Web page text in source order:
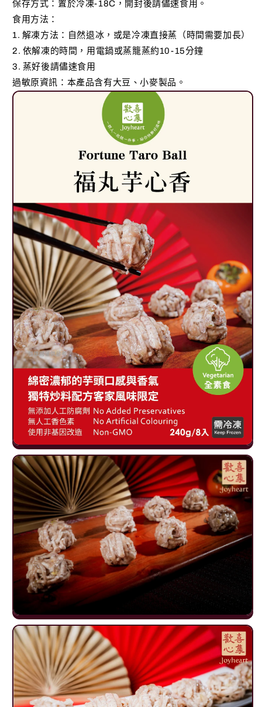
保存方式：置於冷凍-18C，開封後請儘速食用。
食用方法：
1. 解凍方法：自然退冰，或是冷凍直接蒸（時間需要加長）
2. 依解凍的時間，用電鍋或蒸籠蒸約10-15分鐘
3. 蒸好後請儘速食用
過敏原資訊：本產品含有大豆、小麥製品。